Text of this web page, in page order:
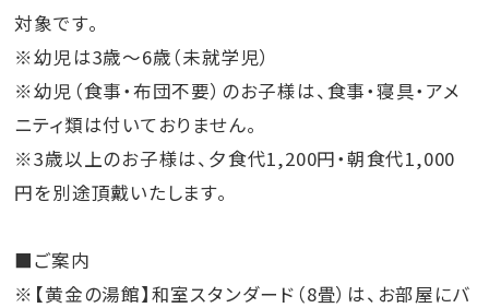
対象です。
※幼児は3歳～6歳（未就学児）
※幼児（食事・布団不要）のお子様は、食事・寝具・アメ
ニティ類は付いておりません。
※3歳以上のお子様は、夕食代1,200円・朝食代1,000
円を別途頂戴いたします。
■ご案内
※【黄金の湯館】和室スタンダード（8畳）は、お部屋にバ